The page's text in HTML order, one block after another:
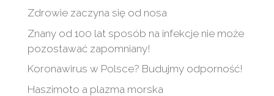
Zdrowie zaczyna się od nosa
Znany od 100 lat sposób na infekcje nie może
pozostawać zapomniany!
Koronawirus w Polsce? Budujmy odporność!
Haszimoto a plazma morska